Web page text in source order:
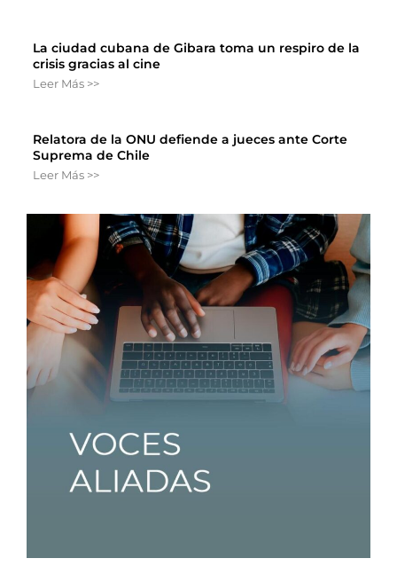
La ciudad cubana de Gibara toma un respiro de la
crisis gracias al cine
Leer Más >>
Relatora de la ONU defiende a jueces ante Corte
Suprema de Chile
Leer Más >>